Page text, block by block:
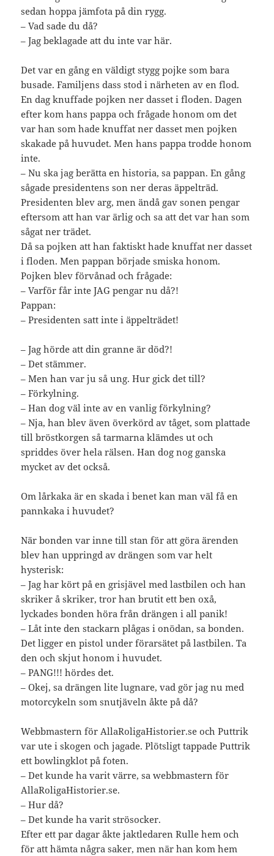
sedan hoppa jämfota på din rygg.
– Vad sade du då?
– Jag beklagade att du inte var här.
Det var en gång en väldigt stygg pojke som bara
busade. Familjens dass stod i närheten av en flod.
En dag knuffade pojken ner dasset i floden. Dagen
efter kom hans pappa och frågade honom om det
var han som hade knuffat ner dasset men pojken
skakade på huvudet. Men hans pappa trodde honom
inte.
– Nu ska jag berätta en historia, sa pappan. En gång
sågade presidentens son ner deras äppelträd.
Presidenten blev arg, men ändå gav sonen pengar
eftersom att han var ärlig och sa att det var han som
sågat ner trädet.
Då sa pojken att han faktiskt hade knuffat ner dasset
i floden. Men pappan började smiska honom.
Pojken blev förvånad och frågade:
– Varför får inte JAG pengar nu då?!
Pappan:
– Presidenten satt inte i äppelträdet!
– Jag hörde att din granne är död?!
– Det stämmer.
– Men han var ju så ung. Hur gick det till?
– Förkylning.
– Han dog väl inte av en vanlig förkylning?
– Nja, han blev även överkörd av tåget, som plattade
till bröstkorgen så tarmarna klämdes ut och
spriddes över hela rälsen. Han dog nog ganska
mycket av det också.
Om lårkaka är en skada i benet kan man väl få en
pannkaka i huvudet?
När bonden var inne till stan för att göra ärenden
blev han uppringd av drängen som var helt
hysterisk:
– Jag har kört på en grisjävel med lastbilen och han
skriker å skriker, tror han brutit ett ben oxå,
lyckades bonden höra från drängen i all panik!
– Låt inte den stackarn plågas i onödan, sa bonden.
Det ligger en pistol under förarsätet på lastbilen. Ta
den och skjut honom i huvudet.
– PANG!!! hördes det.
– Okej, sa drängen lite lugnare, vad gör jag nu med
motorcykeln som snutjäveln åkte på då?
Webbmastern för AllaRoligaHistorier.se och Puttrik
var ute i skogen och jagade. Plötsligt tappade Puttrik
ett bowlingklot på foten.
– Det kunde ha varit värre, sa webbmastern för
AllaRoligaHistorier.se.
– Hur då?
– Det kunde ha varit strösocker.
Efter ett par dagar åkte jaktledaren Rulle hem och
för att hämta några saker, men när han kom hem